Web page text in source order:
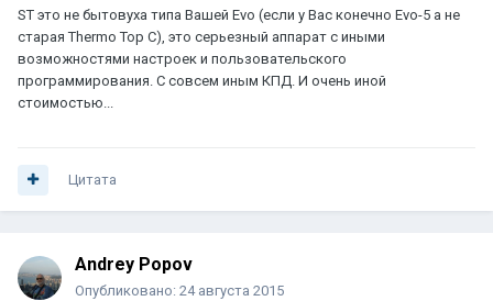
ST это не бытовуха типа Вашей Evo (если у Вас конечно Evo-5 а не
старая Thermo Top C), это серьезный аппарат с иными
возможностями настроек и пользовательского
программирования. С совсем иным КПД. И очень иной
стоимостью...
Цитата
Andrey Popov
Опубликовано: 24 августа 2015